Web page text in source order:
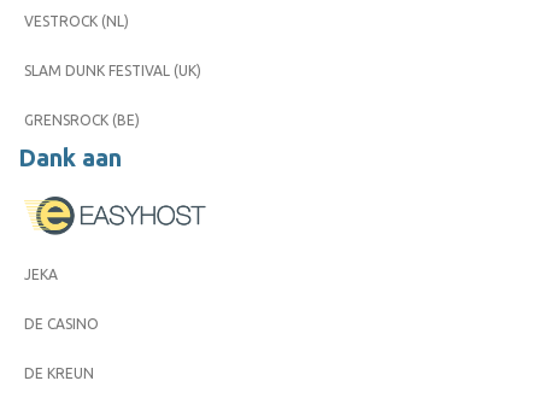
VESTROCK (NL)
SLAM DUNK FESTIVAL (UK)
GRENSROCK (BE)
Dank aan
JEKA
DE CASINO
DE KREUN